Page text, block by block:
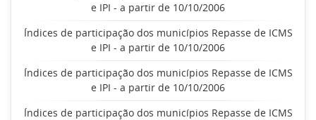
e IPI - a partir de 10/10/2006
Índices de participação dos municípios Repasse de ICMS
e IPI - a partir de 10/10/2006
Índices de participação dos municípios Repasse de ICMS
e IPI - a partir de 10/10/2006
Índices de participação dos municípios Repasse de ICMS